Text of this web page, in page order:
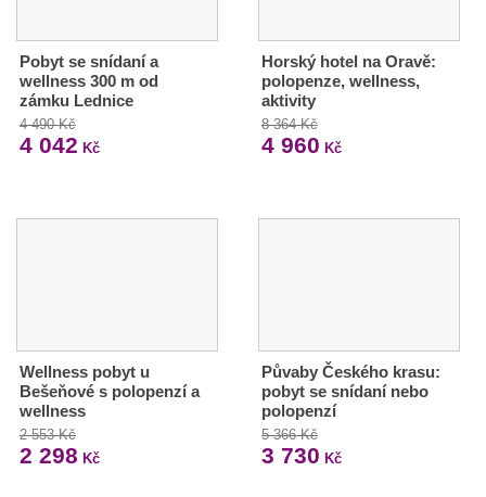
Pobyt se snídaní a
wellness 300 m od
zámku Lednice
4 490 Kč
4 042 Kč
Horský hotel na Oravě:
polopenze, wellness,
aktivity
8 364 Kč
4 960 Kč
Wellness pobyt u
Bešeňové s polopenzí a
wellness
2 553 Kč
2 298 Kč
Půvaby Českého krasu:
pobyt se snídaní nebo
polopenzí
5 366 Kč
3 730 Kč